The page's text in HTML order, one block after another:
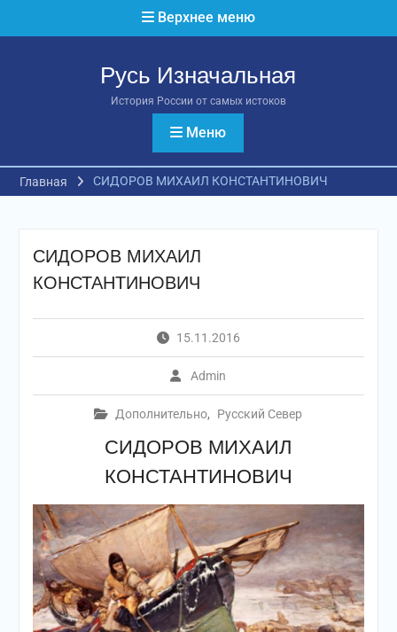
Верхнее меню
Русь Изначальная
История России от самых истоков
Меню
Главная СИДОРОВ МИХАИЛ КОНСТАНТИНОВИЧ
СИДОРОВ МИХАИЛ
КОНСТАНТИНОВИЧ
15.11.2016
Admin
Дополнительно, Русский Север
СИДОРОВ МИХАИЛ
КОНСТАНТИНОВИЧ